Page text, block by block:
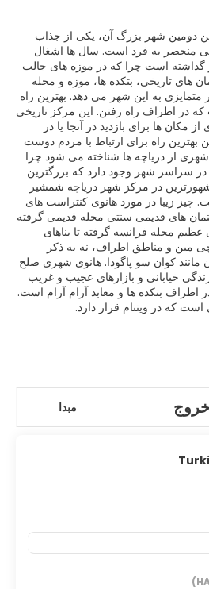
دومین شهر بزرگ آن، یکی از جذاب
منحصر به فرد است. سال ها اشغال
گذاشته است چرا که در موزه های جالب
های تاریخی، بتکده ها، موزه و محله
به این شهر می دهد. بهترین راه
در اطراف راه رفتن. این مرکز تاریخی
مکان ها برای بازدید در آنجا یا در
راه برای ارتباط با مردم دوست
از دریاچه ها شناخته می شود چرا
در سراسر شهر وجود دارد که بزرگترین
در مرکز شهر دریاچه شمشیر
چیز زیبا در مورد هانوی کنتراست های
های قدیمی سنتی محله قدیمی گرفته
محله فرانسه گرفته تا بناهای
چی مین و مناطق اطراف، نه به ذکر
مانند کوان سو پاگودا. هانوی شهری صلح
خیابانی و بازارهای عجیب و غریب
بتکده ها و معابد آرام آرام است.
که در ویتنام قرار دارد.
مبدا